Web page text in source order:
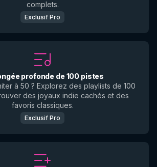
complets.
Exclusif Pro
profonde de 100 pistes
à 50 ? Explorez des playlists de 100
des joyaux indie cachés et des
favoris classiques.
Exclusif Pro